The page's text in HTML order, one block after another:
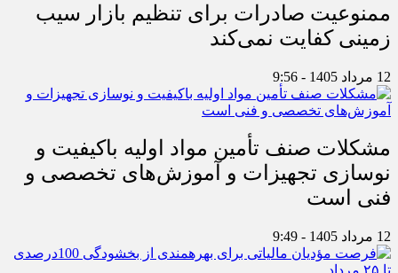
ممنوعیت صادرات برای تنظیم بازار سیب
زمینی کفایت نمی‌کند
12 مرداد 1405 - 9:56
مشکلات صنف تأمین مواد اولیه باکیفیت و
نوسازی تجهیزات و آموزش‌های تخصصی و
فنی است
12 مرداد 1405 - 9:49